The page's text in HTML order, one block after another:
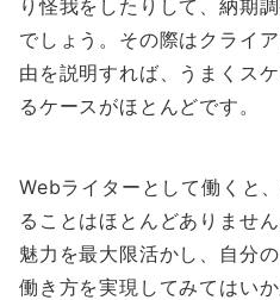
り怪我をしたりして、納期
でしょう。その際はクライ
由を説明すれば、うまくス
るケースがほとんどです。
Webライターとして働くと
ることはほとんどありませ
魅力を最大限活かし、自分
働き方を実現してみてはいか